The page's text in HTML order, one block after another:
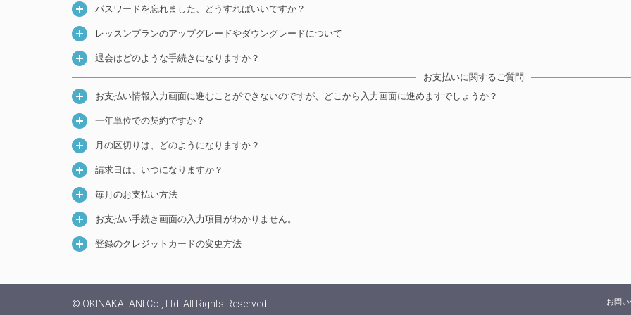
パスワードを忘れました、どうすればいいですか？
レッスンプランのアップグレードやダウングレードについて
退会はどのような手続きになりますか？
お支払いに関するご質問
お支払い情報入力画面に進むことができないのですが、どこから入力画面に進めますでしょうか？
一年単位での契約ですか？
月の区切りは、どのようになりますか？
請求日は、いつになりますか？
毎月のお支払い方法
お支払い手続き画面の入力項目がわかりません。
登録のクレジットカードの変更方法
© OKINAKALANI Co., Ltd. All Rights Reserved. お問